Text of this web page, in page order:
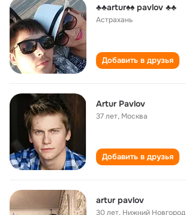
♣️♣️artur♠️♠️ pavlov ♣️♣️
Астрахань
Добавить в друзья
Artur Pavlov
37 лет, Москва
Добавить в друзья
artur pavlov
30 лет, Нижний Новгород